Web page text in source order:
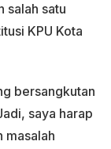
salah satu
KPU Kota
bersangkutan
saya harap
masalah